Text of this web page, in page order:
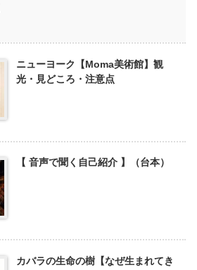
ニューヨーク【Moma美術館】観
光・見どころ・注意点
【 音声で聞く自己紹介 】（台本）
カバラの生命の樹【なぜ生まれてき